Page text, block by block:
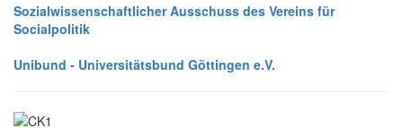
Sozialwissenschaftlicher Ausschuss des Vereins für
Socialpolitik
Unibund - Universitätsbund Göttingen e.V.